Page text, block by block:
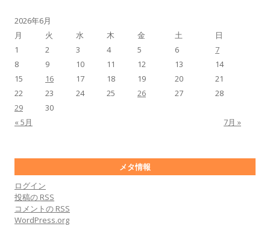
2026年6月
月
火 水 木 金 土 日
« 5月 7月 »
1 2 3 4 5 6
7
8
9 10 11 12 13
14
15
16 17 18 19 20
21
22
23 24 25 26 27
28
29
30
メタ情報
ログイン
投稿の RSS
コメントの RSS
WordPress.org